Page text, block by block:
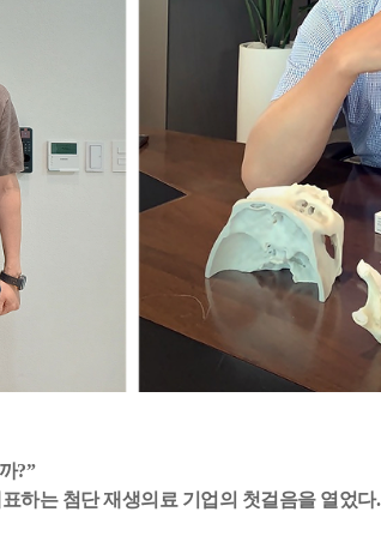
?”
하는 첨단 재생의료 기업의 첫걸음을 열었다.